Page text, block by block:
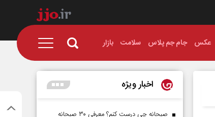
عکس جام جم پلاس سلامت بازار
اخبار ویژه
صبحانه چی درست کنم؟ معرفی ۳۰ صبحانه